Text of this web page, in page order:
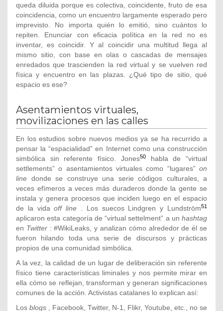
queda diluida porque es colectiva, coincidente, fruto de esa
coincidencia, como un encuentro largamente esperado pero
imprevisto. No importa quién lo emitió, sino cuántos lo
repiten. Enunciar con eficacia política en la red no es
inventar, es coincidir. Y al coincidir una multitud llega al
mismo sitio, con base en olas o cascadas de mensajes
enredados que trascienden la red virtual y se vuelven red
física y encuentro en las plazas. ¿Qué tipo de sitio, qué
espacio es ese?
Asentamientos virtuales,
movilizaciones en las calles
En los estudios sobre nuevos medios ya se ha recurrido a
pensar la “espacialidad” en Internet como una construcción
simbólica sin referente físico. Jones50habla de “virtual
settlements” o asentamientos virtuales como “lugares” on
line donde se construye una serie códigos culturales, a
veces efímeros a veces más duraderos donde la gente se
instala y genera procesos que inciden luego en el espacio
de la vidaoff line . Los suecos Lindgren y Lundström51
aplicaron esta categoría de “virtual settelment” a un hashtag
en Twitter: #WikiLeaks, y analizan cómo alrededor de él se
fueron hilando toda una serie de discursos y prácticas
propios de una comunidad simbólica.
A la vez, la calidad de un lugar de deliberación sin referente
físico tiene características liminales y nos permite mirar en
ella cómo se reflejan, transforman y generan significaciones
comunes de la acción. Activistas catalanes lo explican así:
Los blogs , Facebook, Twitter, N-1, Flikr, Youtube, etc., no se